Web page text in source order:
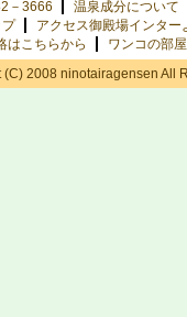
－3666
温泉成分について
プ
アクセス御殿場インター
はこちらから
ワンコの部屋
(C) 2008 ninotairagensen All